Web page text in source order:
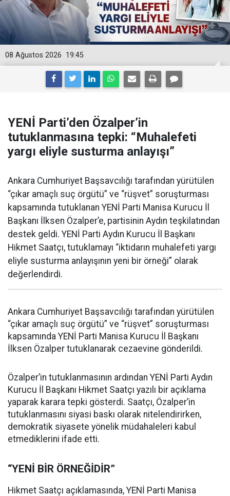
19:45
08 Ağustos 2026
YENİ Parti’den Özalper’in
tutuklanmasına tepki: “Muhalefeti
yargı eliyle susturma anlayışı”
Ankara Cumhuriyet Başsavcılığı tarafından yürütülen
“çıkar amaçlı suç örgütü” ve “rüşvet” soruşturması
kapsamında tutuklanan YENİ Parti Manisa Kurucu İl
Başkanı İlksen Özalper’e, partisinin Aydın teşkilatından
destek geldi. YENİ Parti Aydın Kurucu İl Başkanı
Hikmet Saatçı, tutuklamayı “iktidarın muhalefeti yargı
eliyle susturma anlayışının yeni bir örneği” olarak
değerlendirdi.
Ankara Cumhuriyet Başsavcılığı tarafından yürütülen
“çıkar amaçlı suç örgütü” ve “rüşvet” soruşturması
kapsamında YENİ Parti Manisa Kurucu İl Başkanı
İlksen Özalper tutuklanarak cezaevine gönderildi.
Özalper’in tutuklanmasının ardından YENİ Parti Aydın
Kurucu İl Başkanı Hikmet Saatçı yazılı bir açıklama
yaparak karara tepki gösterdi. Saatçı, Özalper’in
tutuklanmasını siyasi baskı olarak nitelendirirken,
demokratik siyasete yönelik müdahaleleri kabul
etmediklerini ifade etti.
“YENİ BİR ÖRNEĞİDİR”
Hikmet Saatçı açıklamasında, YENİ Parti Manisa